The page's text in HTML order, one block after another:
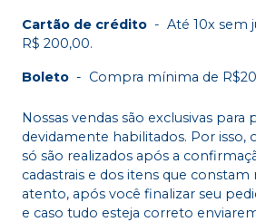
Cartão de crédito - Até 10x sem
R$ 200,00.
Boleto - Compra mínima de
Nossas vendas são exclusivas para
devidamente habilitados. Por isso,
só são realizados após a
cadastrais e dos itens que constam
atento, após você finalizar seu
e caso tudo esteja correto